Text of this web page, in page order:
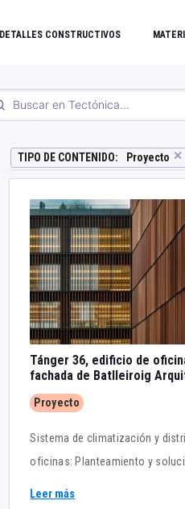
DETALLES CONSTRUCTIVOS
TIPO DE CONTENIDO: Proyecto ✕
Tánger 36, edificio de oficinas con doble
fachada de Batlleiroig
Proyecto
Sistema de climatización y
oficinas: Planteamiento y
Leer más